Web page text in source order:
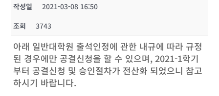
작성일
2021-03-08 16:50
조회
3743
아래 일반대학원 출석인정에 관한 내규에 따라 규정
된 경우에만 공결신청을 할 수 있으며, 2021-1학기
부터 공결신청 및 승인절차가 전산화 되었으니 참고
하시기 바랍니다.